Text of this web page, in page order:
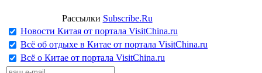
Рассылки Subscribe.Ru
Новости Китая от портала VisitChina.ru
Всё об отдыхе в Китае от портала VisitChina.ru
Всё о Китае от портала VisitChina.ru